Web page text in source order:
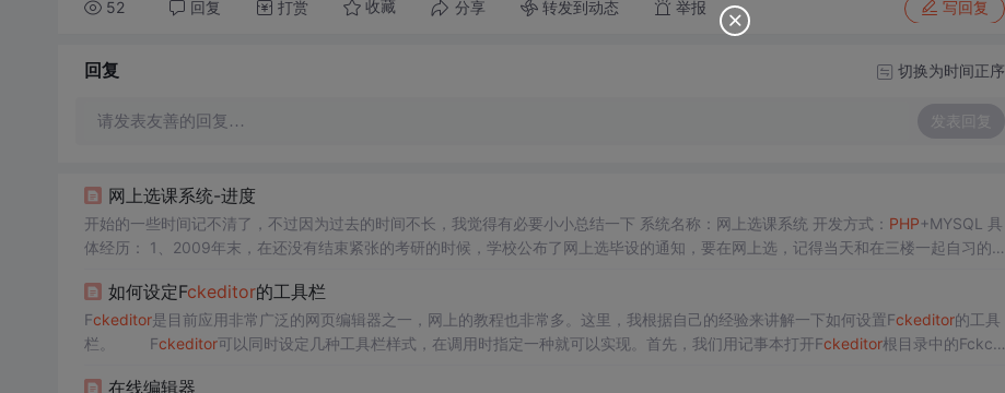
52 回复 打赏 收藏 分享 转发到动态 举报 写回复
回复 切换为时间正序
请发表友善的回复… 发表回复
网上选课系统-进度
开始的一些时间记不清了，不过因为过去的时间不长，我觉得有必要小小总结一下 系统名称：网上选课系统 开发方式： PHP+MYSQL 具
体经历： 1、2009年末，在还没有结束紧张的考研的时候，学校公布了网上选毕设的通知，要在网上选，记得当天和在三楼一起自习的几
系...如何设定Fckeditor的工具栏
Fckeditor是目前应用非常广泛的网页编辑器之一，网上的教程也非常多。这里，我根据自己的经验来讲解一下如何设置Fckeditor的工具
栏。 Fckeditor可以同时设定几种工具栏样式，在调用时指定一种就可以实现。首先，我们用记事本打开Fckeditor根目录中的Fckcon
在线编辑器